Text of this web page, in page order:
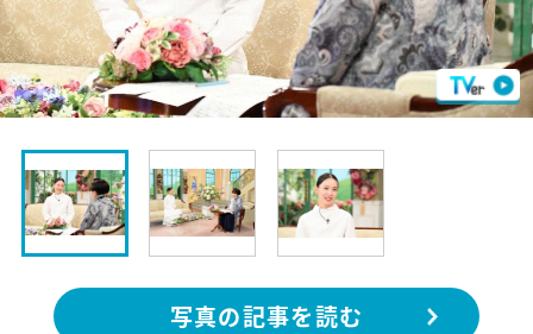
写真の記事を読む